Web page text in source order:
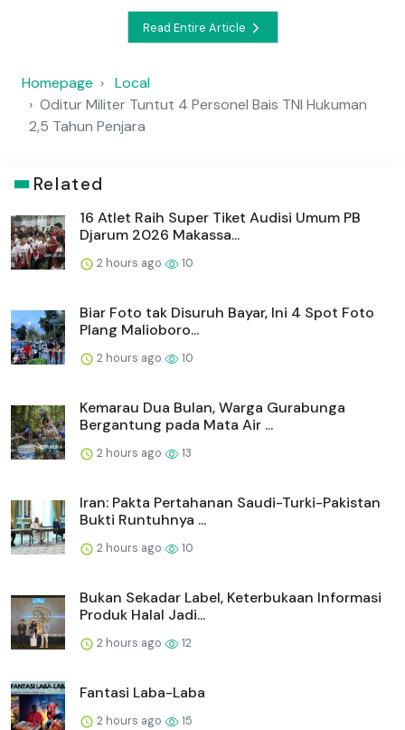
Read Entire Article
Homepage
Local
Oditur Militer Tuntut 4 Personel Bais TNI Hukuman
2,5 Tahun Penjara
Related
16 Atlet Raih Super Tiket Audisi Umum PB
Djarum 2026 Makassa...
2 hours ago 10
Biar Foto tak Disuruh Bayar, Ini 4 Spot Foto
Plang Malioboro...
2 hours ago 10
Kemarau Dua Bulan, Warga Gurabunga
Bergantung pada Mata Air ...
2 hours ago 13
Iran: Pakta Pertahanan Saudi-Turki-Pakistan
Bukti Runtuhnya ...
2 hours ago 10
Bukan Sekadar Label, Keterbukaan Informasi
Produk Halal Jadi...
2 hours ago 12
Fantasi Laba-Laba
2 hours ago 15